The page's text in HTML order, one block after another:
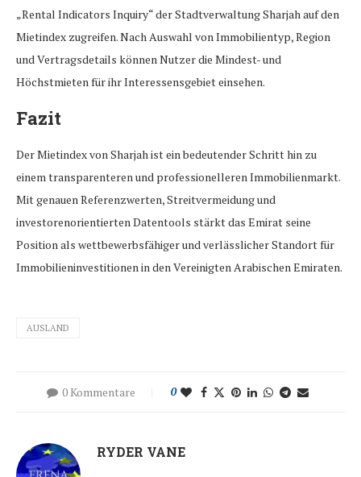
„Rental Indicators Inquiry“ der Stadtverwaltung Sharjah auf den
Mietindex zugreifen. Nach Auswahl von Immobilientyp, Region
und Vertragsdetails können Nutzer die Mindest- und
Höchstmieten für ihr Interessensgebiet einsehen.
Fazit
Der Mietindex von Sharjah ist ein bedeutender Schritt hin zu
einem transparenteren und professionelleren Immobilienmarkt.
Mit genauen Referenzwerten, Streitvermeidung und
investorenorientierten Datentools stärkt das Emirat seine
Position als wettbewerbsfähiger und verlässlicher Standort für
Immobilieninvestitionen in den Vereinigten Arabischen Emiraten.
AUSLAND
0 Kommentare 0
RYDER VANE